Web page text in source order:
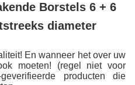
Borstels 6 + 6
diameter
En wanneer het over uw
moeten! (regel niet voor
producten die